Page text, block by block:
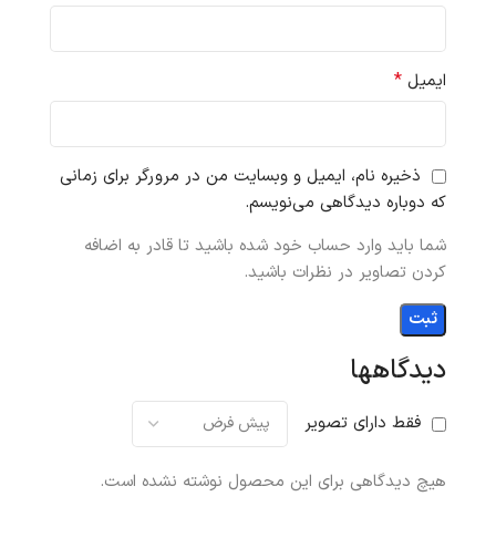
دیدگاهها
فقط دارای تصویر
هیچ دیدگاهی برای این محصول نوشته نشده است.
ایمیل *
ذخیره نام، ایمیل و وبسایت من در مرورگر برای زمانی
که دوباره دیدگاهی می‌نویسم.
شما باید وارد حساب خود شده باشید تا قادر به اضافه
کردن تصاویر در نظرات باشید.